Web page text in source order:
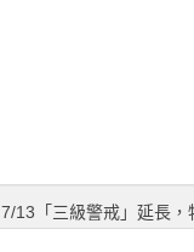
7/13「三級警戒」延長，